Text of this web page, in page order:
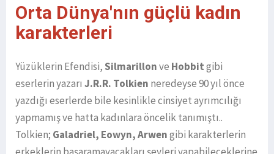
Orta Dünya'nın güçlü kadın
karakterleri
Yüzüklerin Efendisi,Silmarillonve Hobbitgibi
eserlerin yazarı J.R.R. Tolkien neredeyse 90 yıl önce
yazdığı eserlerde bile kesinlikle cinsiyet ayrımcılığı
yapmamış ve hatta kadınlara öncelik tanımıştı..
Tolkien; Galadriel, Eowyn, Arwengibi karakterlerin